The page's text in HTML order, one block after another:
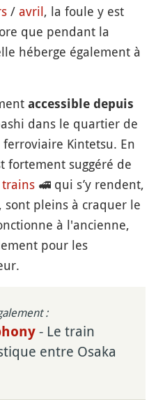
/ avril, la foule y est
que pendant la
héberge également à
accessible depuis
dans le quartier de
Kintetsu. En
fortement suggéré de
trains 🚅 qui s’y rendent,
pleins à craquer le
à l'ancienne,
pour les
:
- Le train
entre Osaka